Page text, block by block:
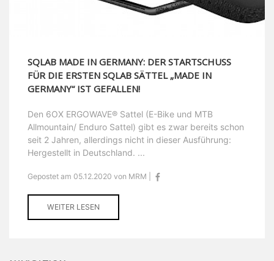
SQLAB MADE IN GERMANY: DER STARTSCHUSS
FÜR DIE ERSTEN SQLAB SÄTTEL „MADE IN
GERMANY“ IST GEFALLEN!
Den 6OX ERGOWAVE® Sattel (E-Bike und MTB
Allmountain/ Enduro Sattel) gibt es zwar bereits schon
seit 2 Jahren, allerdings nicht in dieser Ausführung:
Hergestellt in Deutschland. ...
Gepostet am 05.12.2020 von MRM |
WEITER LESEN